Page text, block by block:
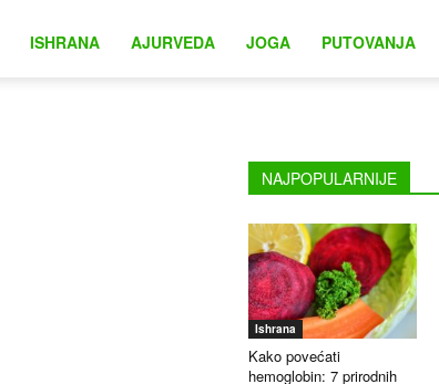
ISHRANA AJURVEDA JOGA PUTOVANJA
NAJPOPULARNIJE
Ishrana
Kako povećati
hemoglobin: 7 prirodnih